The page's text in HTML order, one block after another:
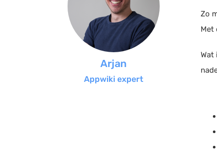
Zo
Met
Wat
Arjan
Appwiki expert